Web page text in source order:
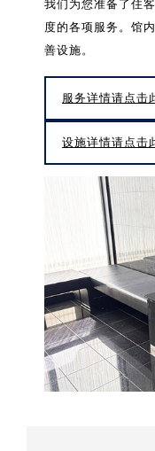
我们为您准备了住
度的各项服务。馆
善设施。
服务详情请点击
设施详情请点击